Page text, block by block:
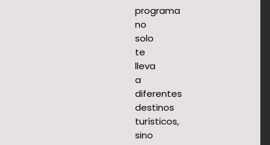
programa
no
solo
te
lleva
a
diferentes
destinos
turísticos,
sino